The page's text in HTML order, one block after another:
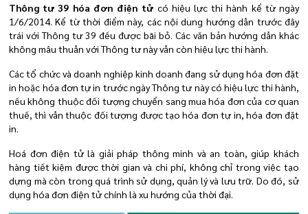
Thông tư 39 hóa đơn điện tử có hiệu lực thi hành kể từ ngày
1/6/2014. Kể từ thời điểm này, các nội dung hướng dẫn trước đây
trái với Thông tư 39 đều được bãi bỏ. Các văn bản hướng dẫn khác
không mâu thuẫn với Thông tư này vẫn còn hiệu lực thi hành.
Các tổ chức và doanh nghiệp kinh doanh đang sử dụng hóa đơn đặt
in hoặc hóa đơn tự in trước ngày Thông tư này có hiệu lực thi hành,
nếu không thuộc đối tượng chuyển sang mua hóa đơn của cơ quan
thuế, thì vẫn thuộc đối tượng được tạo hóa đơn tự in, hóa đơn đặt
in.
Hoá đơn điện tử là giải pháp thông minh và an toàn, giúp khách
hàng tiết kiệm được thời gian và chi phí, không chỉ trong việc tạo
dựng mà còn trong quá trình sử dụng, quản lý và lưu trữ. Do đó, sử
dụng hóa đơn điện tử chính là xu hướng của thời đại.